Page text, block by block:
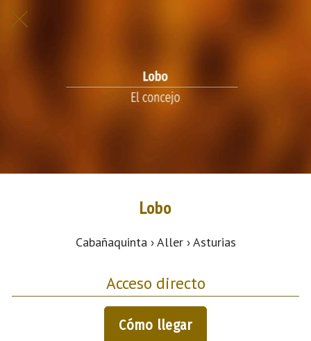
Lobo
Cabañaquinta › Aller › Asturias
Acceso directo
Cómo llegar